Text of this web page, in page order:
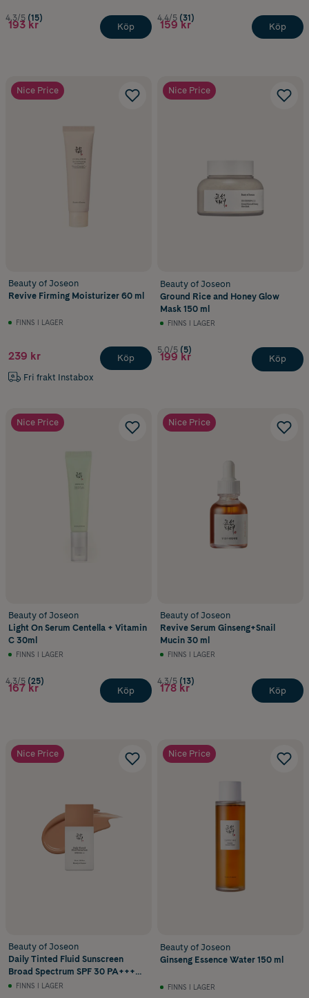
4.3/5 (15)
193 kr Köp
4.4/5 (31)
159 kr Köp
Nice Price
Beauty of Joseon
Revive Firming Moisturizer 60 ml
FINNS I LAGER
239 kr
Fri frakt Instabox
Köp
Nice Price
Beauty of Joseon
Ground Rice and Honey Glow
Mask 150 ml
FINNS I LAGER
5.0/5 (5)
199 kr Köp
Nice Price
Beauty of Joseon
Light On Serum Centella + Vitamin
C 30ml
FINNS I LAGER
4.3/5 (25)
167 kr Köp
Nice Price
Beauty of Joseon
Revive Serum Ginseng+Snail
Mucin 30 ml
FINNS I LAGER
4.3/5 (13)
178 kr Köp
Nice Price
Beauty of Joseon
Daily Tinted Fluid Sunscreen
Broad Spectrum SPF 30 PA+++
#MP200 50 ml
FINNS I LAGER
Nice Price
Beauty of Joseon
Ginseng Essence Water 150 ml
FINNS I LAGER